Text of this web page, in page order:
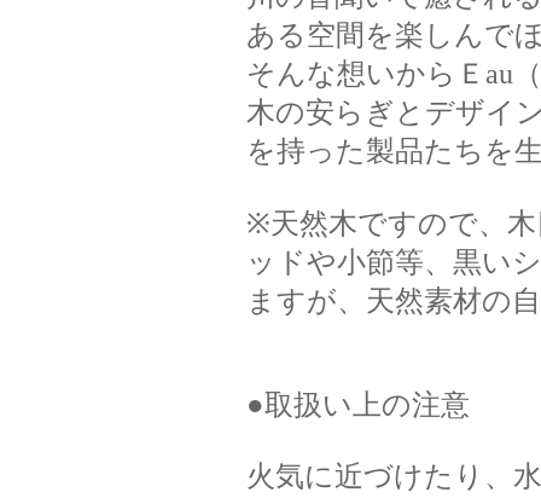
ある空間を楽しんで
そんな想いからＥau
木の安らぎとデザイ
を持った製品たちを
※天然木ですので、
ッドや小節等、黒い
ますが、天然素材の
●取扱い上の注意
火気に近づけたり、